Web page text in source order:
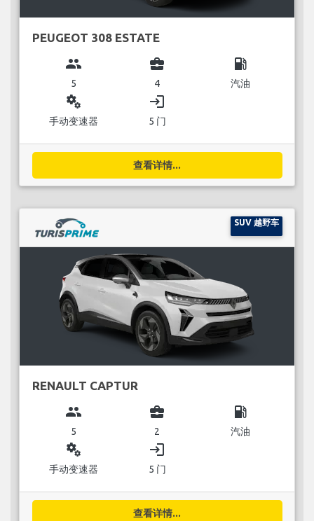
PEUGEOT 308 ESTATE
group
5
business_center
4
local_gas_station
汽油
miscellaneous_services
手动变速器
login
5 门
查看详情...
SUV 越野车
RENAULT CAPTUR
group
5
business_center
2
local_gas_station
汽油
miscellaneous_services
手动变速器
login
5 门
查看详情...